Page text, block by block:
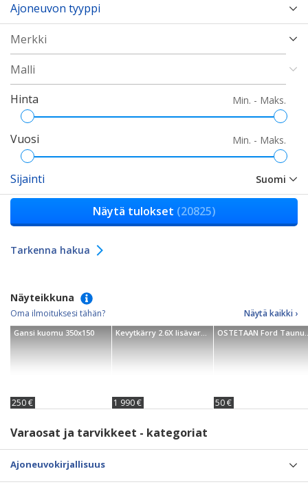
Ajoneuvon tyyppi
Min. - Maks.
Hinta
Min. - Maks.
Vuosi
Suomi
Sijainti
Näytä tulokset (20825)
Tarkenna hakua
Näyteikkuna
Oma ilmoituksesi tähän? Näytä kaikki ›
Gansi kuomu 350x150
250 € 1 990 € 50 €
Varaosat ja tarvikkeet - kategoriat
Ajoneuvokirjallisuus